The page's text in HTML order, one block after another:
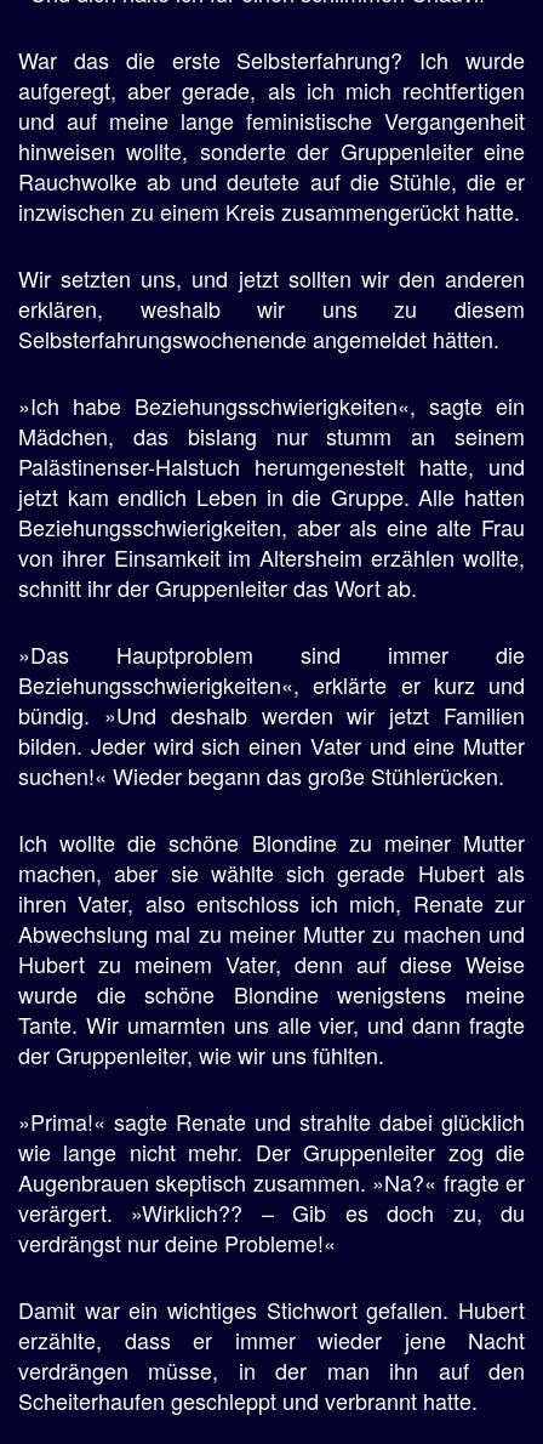
War das die erste Selbsterfahrung? Ich wurde
aufgeregt, aber gerade, als ich mich rechtfertigen
und auf meine lange feministische Vergangenheit
hinweisen wollte, sonderte der Gruppenleiter eine
Rauchwolke ab und deutete auf die Stühle, die er
inzwischen zu einem Kreis zusammengerückt hatte.
Wir setzten uns, und jetzt sollten wir den anderen
erklären, weshalb wir uns zu diesem
Selbsterfahrungswochenende angemeldet hätten.
»Ich habe Beziehungsschwierigkeiten«, sagte ein
Mädchen, das bislang nur stumm an seinem
Palästinenser-Halstuch herumgenestelt hatte, und
jetzt kam endlich Leben in die Gruppe. Alle hatten
Beziehungsschwierigkeiten, aber als eine alte Frau
von ihrer Einsamkeit im Altersheim erzählen wollte,
schnitt ihr der Gruppenleiter das Wort ab.
»Das Hauptproblem sind immer die
Beziehungsschwierigkeiten«, erklärte er kurz und
bündig. »Und deshalb werden wir jetzt Familien
bilden. Jeder wird sich einen Vater und eine Mutter
suchen!« Wieder begann das große Stühlerücken.
Ich wollte die schöne Blondine zu meiner Mutter
machen, aber sie wählte sich gerade Hubert als
ihren Vater, also entschloss ich mich, Renate zur
Abwechslung mal zu meiner Mutter zu machen und
Hubert zu meinem Vater, denn auf diese Weise
wurde die schöne Blondine wenigstens meine
Tante. Wir umarmten uns alle vier, und dann fragte
der Gruppenleiter, wie wir uns fühlten.
»Prima!« sagte Renate und strahlte dabei glücklich
wie lange nicht mehr. Der Gruppenleiter zog die
Augenbrauen skeptisch zusammen. »Na?« fragte er
verärgert. »Wirklich?? – Gib es doch zu, du
verdrängst nur deine Probleme!«
Damit war ein wichtiges Stichwort gefallen. Hubert
erzählte, dass er immer wieder jene Nacht
verdrängen müsse, in der man ihn auf den
Scheiterhaufen geschleppt und verbrannt hatte.